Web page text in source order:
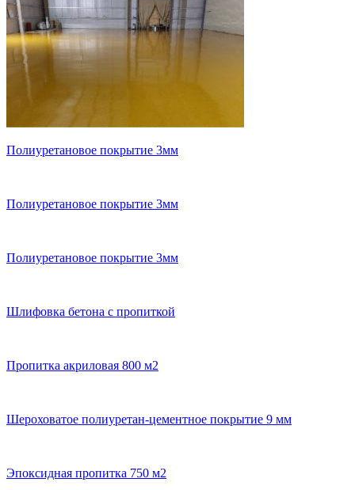
Полиуретановое покрытие 3мм
Полиуретановое покрытие 3мм
Полиуретановое покрытие 3мм
Шлифовка бетона с пропиткой
Пропитка акриловая 800 м2
Шероховатое полиуретан-цементное покрытие 9 мм
Эпоксидная пропитка 750 м2